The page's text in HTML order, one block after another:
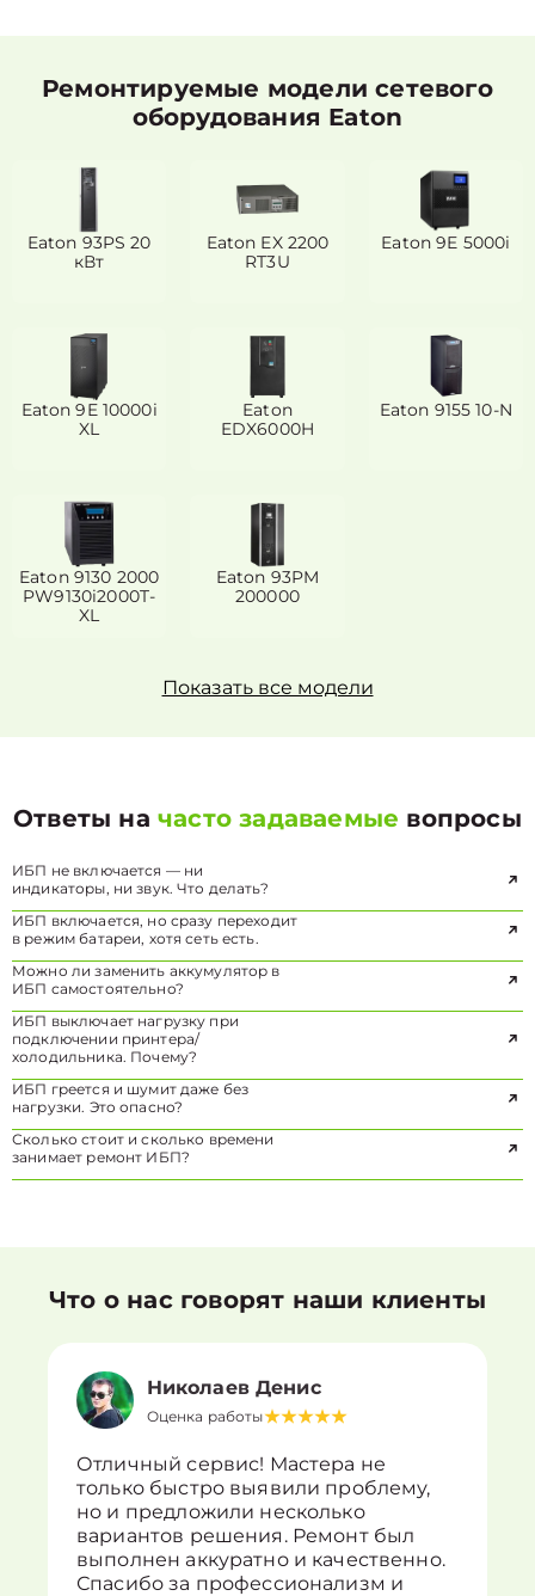
Ремонтируемые модели сетевого
оборудования Eaton
Eaton 93PS 20
кВт
Eaton EX 2200
RT3U
Eaton 9E 5000i
Eaton 9E 10000i
XL
Eaton
EDX6000H
Eaton 9155 10-N
Eaton 9130 2000
PW9130i2000T-
XL
Eaton 93PM
200000
Показать все модели
Ответы начасто задаваемые вопросы
ИБП не включается — ни
индикаторы, ни звук. Что делать?
ИБП включается, но сразу переходит
в режим батареи, хотя сеть есть.
Можно ли заменить аккумулятор в
ИБП самостоятельно?
ИБП выключает нагрузку при
подключении принтера/
холодильника. Почему?
ИБП греется и шумит даже без
нагрузки. Это опасно?
Сколько стоит и сколько времени
занимает ремонт ИБП?
Что о нас говорят наши клиенты
Николаев Денис
Оценка работы
Отличный сервис! Мастера не
только быстро выявили проблему,
но и предложили несколько
вариантов решения. Ремонт был
выполнен аккуратно и качественно.
Спасибо за профессионализм и